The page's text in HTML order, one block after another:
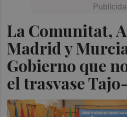
La Comunitat,
Madrid y
Gobierno que
el trasvase